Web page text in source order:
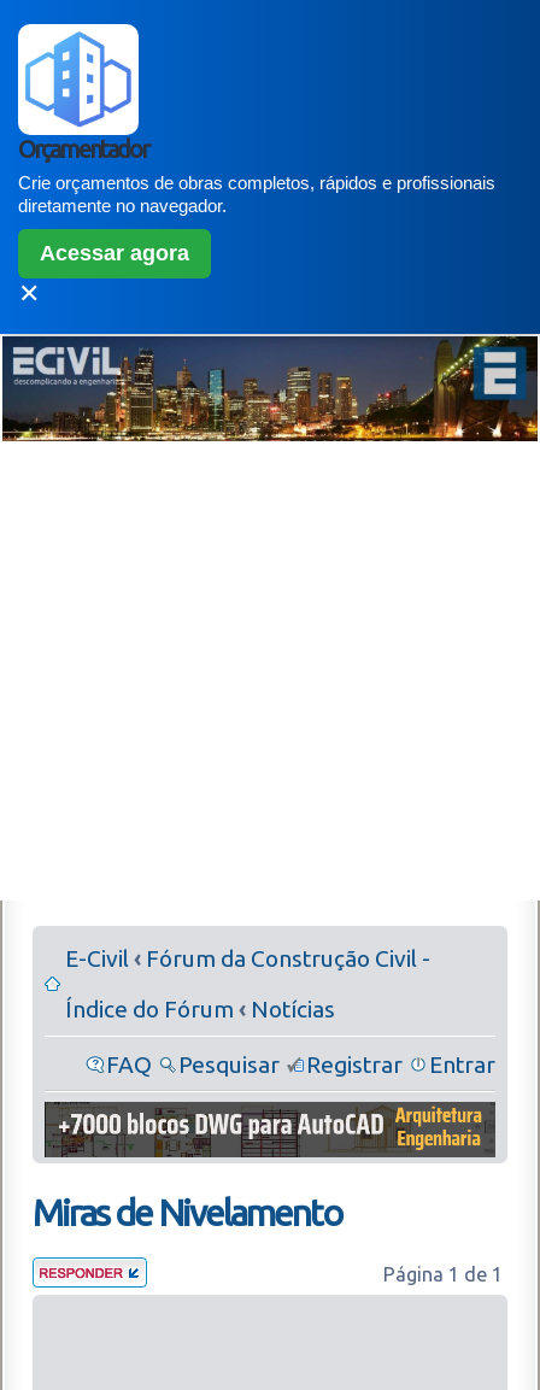
Orçamentador
Crie orçamentos de obras completos, rápidos e profissionais
diretamente no navegador.
Acessar agora
✕
E-Civil‹ Fórum da Construção Civil -
Índice do Fórum ‹ Notícias
FAQ Pesquisar Registrar Entrar
Miras de Nivelamento
Página 1 de 1